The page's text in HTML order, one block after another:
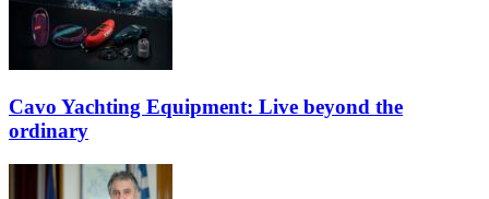
Cavo Yachting Equipment: Live beyond the
ordinary